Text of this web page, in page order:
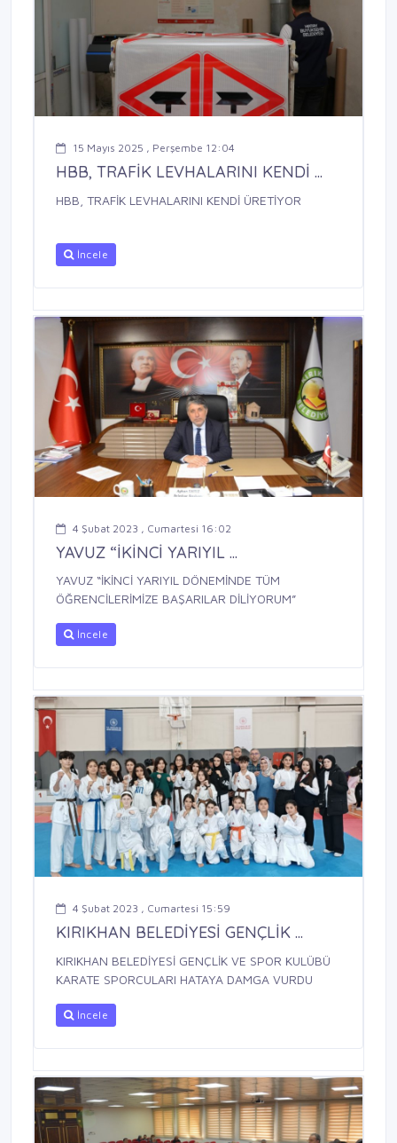
15 Mayıs 2025 , Perşembe 12:04
HBB, TRAFİK LEVHALARINI KENDİ ...
HBB, TRAFİK LEVHALARINI KENDİ ÜRETİYOR
İncele
4 Şubat 2023 , Cumartesi 16:02
YAVUZ “İKİNCİ YARIYIL ...
YAVUZ “İKİNCİ YARIYIL DÖNEMİNDE TÜM
ÖĞRENCİLERİMİZE BAŞARILAR DİLİYORUM”
İncele
4 Şubat 2023 , Cumartesi 15:59
KIRIKHAN BELEDİYESİ GENÇLİK ...
KIRIKHAN BELEDİYESİ GENÇLİK VE SPOR KULÜBÜ
KARATE SPORCULARI HATAYA DAMGA VURDU
İncele